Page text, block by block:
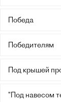
Победа
Победителям
Под крышей
"Под навесом